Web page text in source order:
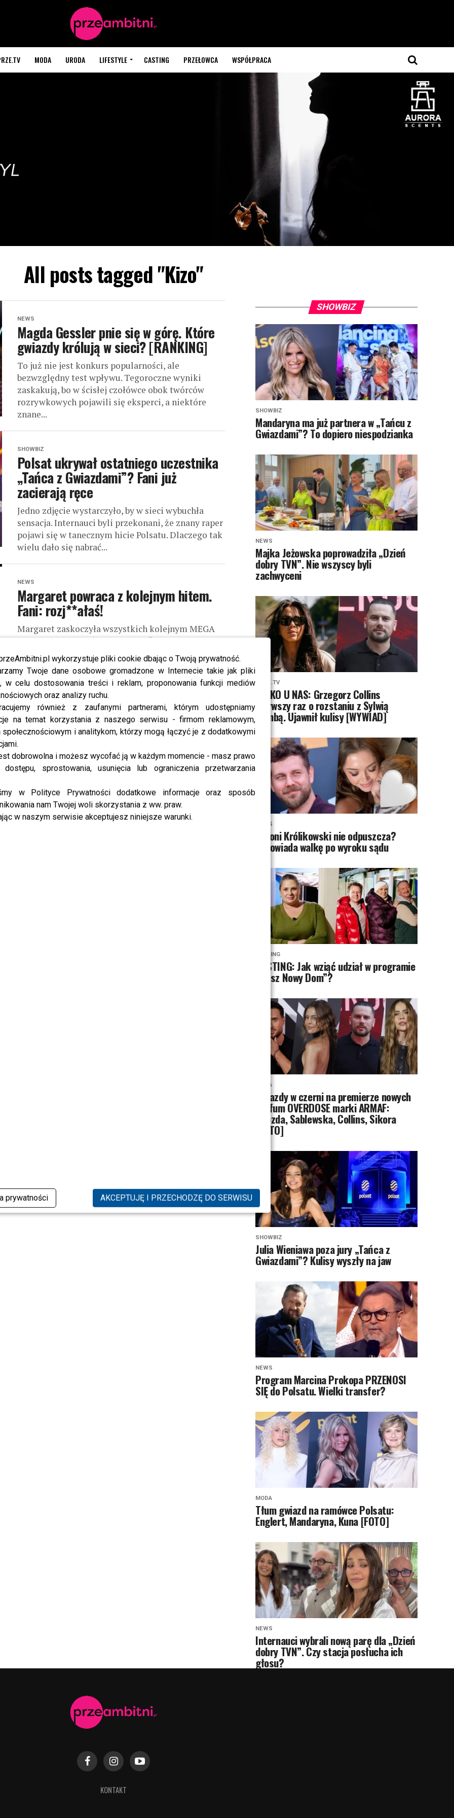
wykorzystuje pliki cookie dbając o Twoją prywatność.
Twoje dane osobowe gromadzone w Internecie takie jak pliki
w celu dostosowania treści i reklam, proponowania funkcji mediów
oraz analizy ruchu.
również z zaufanymi partnerami, którym udostępniamy
na temat korzystania z naszego serwisu - firmom reklamowym,
społecznościowym i analitykom, którzy mogą łączyć je z dodatkowymi
dobrowolna i możesz wycofać ją w każdym momencie - masz prawo
dostępu, sprostowania, usunięcia lub ograniczenia przetwarzania
w Polityce Prywatności dodatkowe informacje oraz sposób
nam Twojej woli skorzystania z ww. praw.
w naszym serwisie akceptujesz niniejsze warunki.
prywatności AKCEPTUJĘ I PRZECHODZĘ DO SERWISU
MODA URODA LIFESTYLE CASTING PRZEŁOWCA WSPÓŁPRACA
All posts tagged "Kizo"
NEWS
Magda Gessler pnie się w górę. Które
gwiazdy królują w sieci? [RANKING]
To już nie jest konkurs popularności, ale
bezwzględny test wpływu. Tegoroczne wyniki
zaskakują, bo w ścisłej czołówce obok twórców
rozrywkowych pojawili się eksperci, a niektóre
znane...
SHOWBIZ
Polsat ukrywał ostatniego uczestnika
„Tańca z Gwiazdami”? Fani już
zacierają ręce
Jedno zdjęcie wystarczyło, by w sieci wybuchła
sensacja. Internauci byli przekonani, że znany raper
pojawi się w tanecznym hicie Polsatu. Dlaczego tak
wielu dało się nabrać...
NEWS
Margaret powraca z kolejnym hitem.
Fani: rozj**ałaś!
Margaret zaskoczyła wszystkich kolejnym MEGA
hitem. Według fanów wokalistki “Roadster” to
SZTOS- sprawdź szczegóły. Margaret, ...
Żabson, Taco Hemingway, Sokół –
raperzy zachęcają do głosowania
Mamy już październik, a to oznacza, że za niedługo
odbędą się wybory parlamentarne. Raperzy w
kampanii społecznej “Olśnienie” zachęcają do
głosowania. Pamiętacie o tym ważnym dniu?...
SHOWBIZ
SHOWBIZ
Mandaryna ma już partnera w „Tańcu z
Gwiazdami”? To dopiero niespodzianka
NEWS
Majka Jeżowska poprowadziła „Dzień
dobry TVN”. Nie wszyscy byli
zachwyceni
PRZE.TV
TYLKO U NAS: Grzegorz Collins
pierwszy raz o rozstaniu z Sylwią
Bombą. Ujawnił kulisy [WYWIAD]
NEWS
Antoni Królikowski nie odpuszcza?
Zapowiada walkę po wyroku sądu
CASTING
CASTING: Jak wziąć udział w programie
„Nasz Nowy Dom”?
MODA
Gwiazdy w czerni na premierze nowych
perfum OVERDOSE marki ARMAF:
Opozda, Sablewska, Collins, Sikora
[FOTO]
SHOWBIZ
Julia Wieniawa poza jury „Tańca z
Gwiazdami”? Kulisy wyszły na jaw
NEWS
Program Marcina Prokopa PRZENOSI
SIĘ do Polsatu. Wielki transfer?
MODA
Tłum gwiazd na ramówce Polsatu:
Englert, Mandaryna, Kuna [FOTO]
NEWS
Internauci wybrali nową parę dla „Dzień
dobry TVN”. Czy stacja posłucha ich
głosu?
KONTAKT